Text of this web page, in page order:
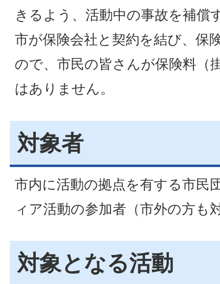
きるよう、活動中の事故を補償
市が保険会社と契約を結び、保
ので、市民の皆さんが保険料（
はありません。
対象者
市内に活動の拠点を有する市民
ィア活動の参加者（市外の方も
対象となる活動